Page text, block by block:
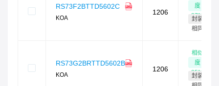
RS73F2BTTD5602C
KOA
1206
度
87%
封装
相同
RS73G2BRTTD5602B
KOA
1206
相似
度
85%
封装